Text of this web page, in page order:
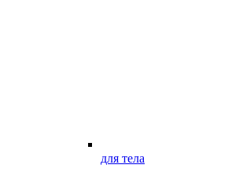
для тела